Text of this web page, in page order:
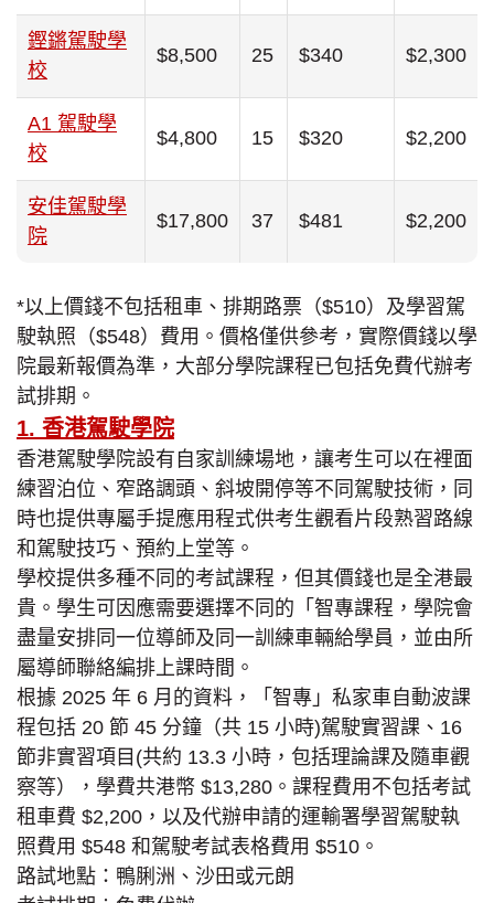
鏗鏘駕駛學
校
$8,500 25 $340 $2,300
A1 駕駛學
校
$4,800 15 $320 $2,200
安佳駕駛學
院
$17,800 37 $481 $2,200
*以上價錢不包括租車、排期路票（$510）及學習駕
駛執照（$548）費用。價格僅供參考，實際價錢以學
院最新報價為準，大部分學院課程已包括免費代辦考
試排期。
1. 香港駕駛學院
香港駕駛學院設有自家訓練場地，讓考生可以在裡面
練習泊位、窄路調頭、斜坡開停等不同駕駛技術，同
時也提供專屬手提應用程式供考生觀看片段熟習路線
和駕駛技巧、預約上堂等。
學校提供多種不同的考試課程，但其價錢也是全港最
貴。學生可因應需要選擇不同的「智專課程，學院會
盡量安排同一位導師及同一訓練車輛給學員，並由所
屬導師聯絡編排上課時間。
根據 2025 年 6 月的資料，「智專」私家車自動波課
程包括 20 節 45 分鐘（共 15 小時)駕駛實習課、16
節非實習項目(共約 13.3 小時，包括理論課及隨車觀
察等），學費共港幣 $13,280。課程費用不包括考試
租車費 $2,200，以及代辦申請的運輸署學習駕駛執
照費用 $548 和駕駛考試表格費用 $510。
路試地點：鴨脷洲、沙田或元朗